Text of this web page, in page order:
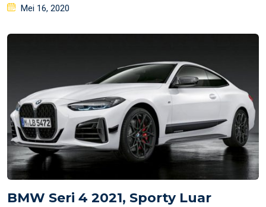
Posted
Mei 16, 2020
BMW Seri 4 2021, Sporty Luar